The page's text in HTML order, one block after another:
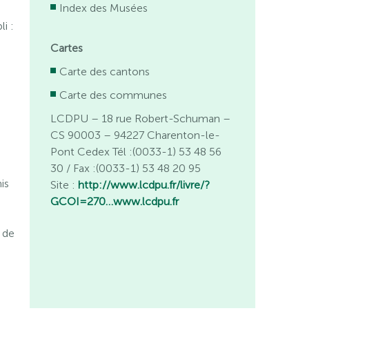
:
Index des Musées
Cartes
Carte des cantons
Carte des communes
LCDPU – 18 rue Robert-Schuman –
CS 90003 – 94227 Charenton-le-
Pont Cedex Tél :(0033-1) 53 48 56
30 / Fax :(0033-1) 53 48 20 95
Site : http://www.lcdpu.fr/livre/?
GCOI=270…www.lcdpu.fr